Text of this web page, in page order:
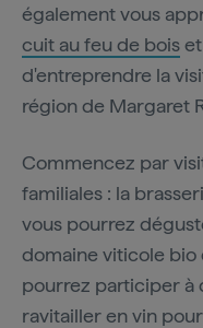
également vous
cuit au feu de bois
d'entreprendre la
région de Margaret
Commencez par
familiales : la
vous pourrez
domaine viticole bio
pourrez participer à
ravitailler en vin